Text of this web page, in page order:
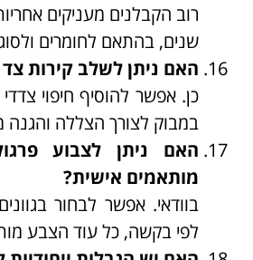
רוב הקבלנים מעניקים
שנים, בהתאם לחומרים
האם ניתן לשלב קירות
כן. אפשר להוסיף חיפוי
במבוק לצורך הצללה והגנה
האם ניתן לצבוע
מותאמים אישית?
בוודאי. אפשר לבחור
לפי בקשה, כל עוד הצבע